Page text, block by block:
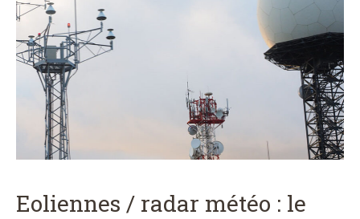
Eoliennes / radar météo : le